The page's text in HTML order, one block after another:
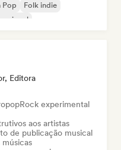
Pop
Folk indie
Editora
Rock experimental
aos artistas
de publicação musical